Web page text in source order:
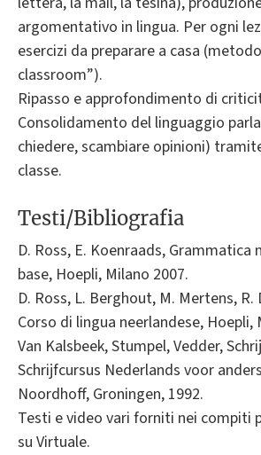
argomentativo in lingua. Per ogni
esercizi da preparare a casa
classroom”).
Ripasso e approfondimento di
Consolidamento del linguaggio
chiedere, scambiare opinioni)
classe.
Testi/Bibliografia
D. Ross, E. Koenraads, Grammatica
base, Hoepli, Milano 2007.
D. Ross, L. Berghout, M. Mertens,
Corso di lingua neerlandese, Hoepli,
Van Kalsbeek, Stumpel, Vedder,
Schrijfcursus Nederlands voor
Noordhoff, Groningen, 1992.
Testi e video vari forniti nei compiti
su Virtuale.